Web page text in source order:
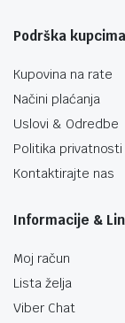
Podrška kupcima
Kupovina na rate
Načini plaćanja
Uslovi & Odredbe
Politika privatnosti
Kontaktirajte nas
Informacije &
Moj račun
Lista želja
Viber Chat